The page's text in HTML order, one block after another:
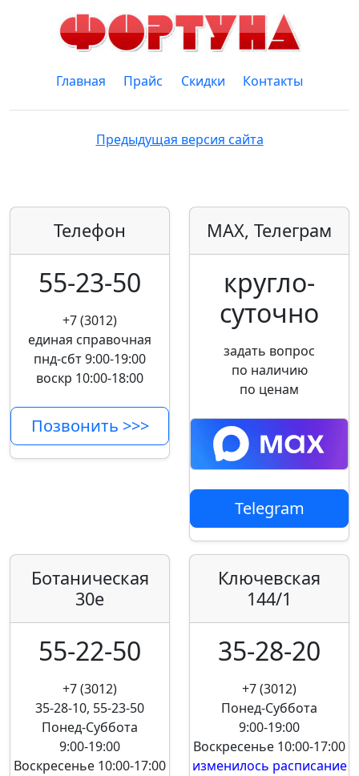
Главная Прайс Скидки Контакты
Предыдущая версия сайта
Телефон
55-23-50
+7 (3012)
единая справочная
пнд-сбт 9:00-19:00
воскр 10:00-18:00
Позвонить >>>
MAX, Телеграм
кругло­
суточно
задать вопрос
по наличию
по ценам
Telegram
Ботаническая
30е
55-22-50
+7 (3012)
35-28-10, 55-23-50
Понед-Суббота
9:00-19:00
Воскресенье 10:00-17:00
Ключевская
144/1
35-28-20
+7 (3012)
Понед-Суббота
9:00-19:00
Воскресенье 10:00-17:00
изменилось расписание